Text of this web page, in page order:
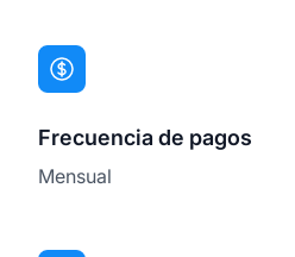
Frecuencia de pagos
Mensual